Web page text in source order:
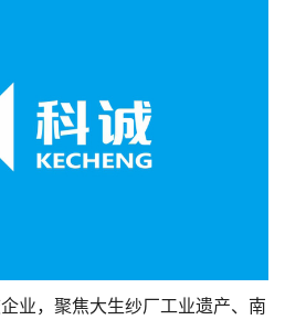
业，聚焦大生纱厂工业遗产、南